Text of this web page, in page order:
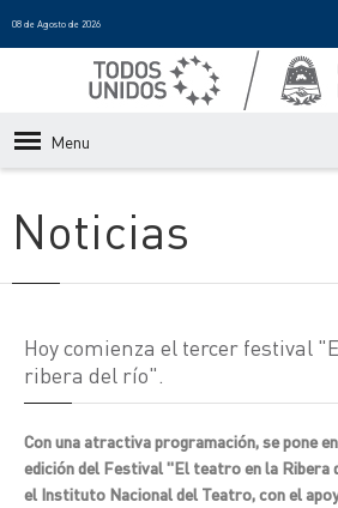
08 de Agosto de 2026
Menu
Noticias
Hoy comienza el tercer festival
ribera del río".
Con una atractiva programación, se pone
edición del Festival "El teatro en la Ribera
el Instituto Nacional del Teatro, con el